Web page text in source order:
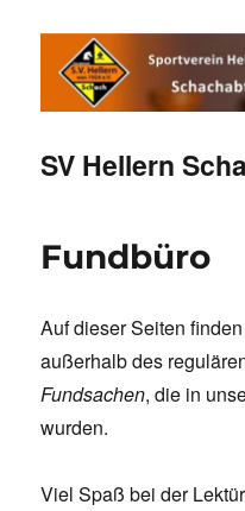
SV Hellern
Fundbüro
Auf dieser Seiten
außerhalb des
Fundsachen, die in
wurden.
Viel Spaß bei der